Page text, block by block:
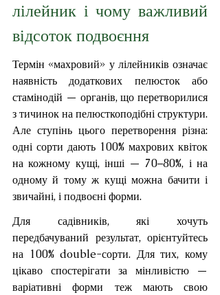
лілейник і чому важливий
відсоток подвоєння
Термін «махровий» у лілейників означає
наявність додаткових пелюсток або
стамінодій — органів, що перетворилися
з тичинок на пелюсткоподібні структури.
Але ступінь цього перетворення різна:
одні сорти дають 100% махрових квіток
на кожному кущі, інші — 70–80%, і на
одному й тому ж кущі можна бачити і
звичайні, і подвоєні форми.
Для садівників, які хочуть
передбачуваний результат, орієнтуйтесь
на 100% double-сорти. Для тих, кому
цікаво спостерігати за мінливістю —
варіативні форми теж мають свою